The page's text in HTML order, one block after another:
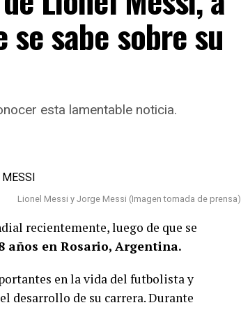
se sabe sobre su
esta lamentable noticia.
Lionel Messi y Jorge Messi (Imagen tomada de prensa)
recientemente, luego de que se
años en Rosario, Argentina.
en la vida del futbolista y
desarrollo de su carrera. Durante